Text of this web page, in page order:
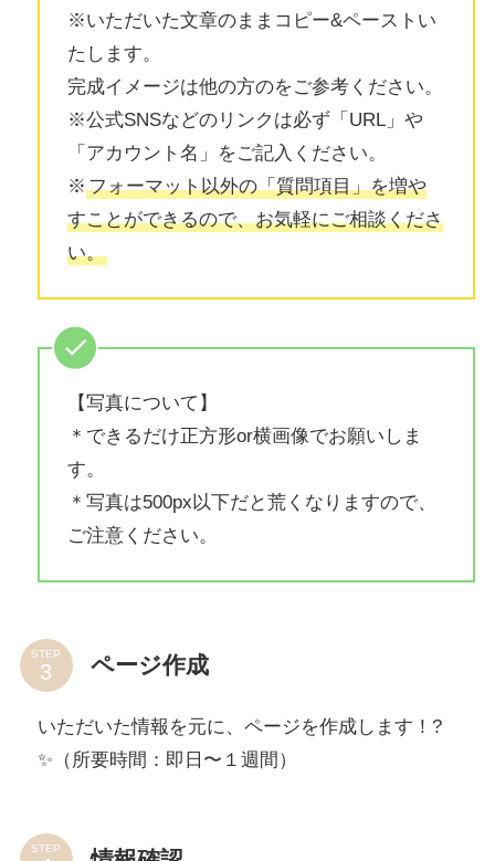
※いただいた文章のままコピー&ペーストい
たします。
完成イメージは他の方のをご参考ください。
※公式SNSなどのリンクは必ず「URL」や
「アカウント名」をご記入ください。
※フォーマット以外の「質問項目」を増や
すことができるので、お気軽にご相談くださ
い。
【写真について】
＊できるだけ正方形or横画像でお願いしま
す。
＊写真は500px以下だと荒くなりますので、
ご注意ください。
STEP ページ作成
いただいた情報を元に、ページを作成します！?
✨（所要時間：即日〜１週間）
STEP